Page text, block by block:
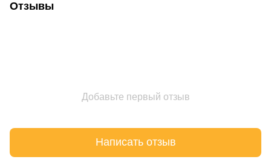
Отзывы
Добавьте первый отзыв
Написать отзыв